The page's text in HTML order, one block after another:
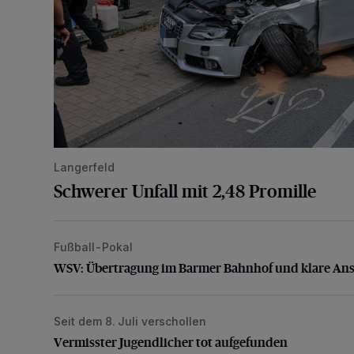
Langerfeld
Schwerer Unfall mit 2,48 Promille
WSV: Übertragung im Barmer Bahnhof und klare
Fußball-Pokal
WSV: Übertragung im Barmer Bahnhof und klare
Vermisster Jugendlicher tot aufgefunden
Seit dem 8. Juli verschollen
Vermisster Jugendlicher tot aufgefunden